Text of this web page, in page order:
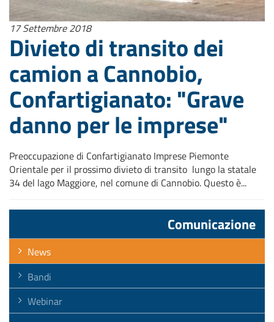
17 Settembre 2018
Divieto di transito dei
camion a Cannobio,
Confartigianato: "Grave
danno per le imprese"
Preoccupazione di Confartigianato Imprese Piemonte
Orientale per il prossimo divieto di transito lungo la statale
34 del lago Maggiore, nel comune di Cannobio. Questo è...
Comunicazione
News
Bandi
Webinar